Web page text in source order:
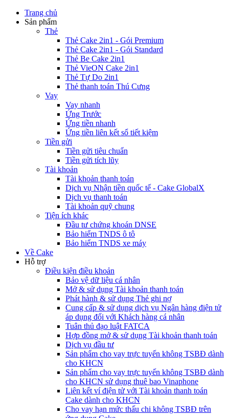
Trang chủ
Sản phẩm
Thẻ
Thẻ Cake 2in1 - Gói Premium
Thẻ Cake 2in1 - Gói Standard
Thẻ Be Cake 2in1
Thẻ VieON Cake 2in1
Thẻ Tự Do 2in1
Thẻ thanh toán Thú Cưng
Vay
Vay nhanh
Ứng Trước
Ứng tiền nhanh
Ứng tiền liên kết sổ tiết kiệm
Tiền gửi
Tiền gửi tiêu chuẩn
Tiền gửi tích lũy
Tài khoản
Tài khoản thanh toán
Dịch vụ Nhận tiền quốc tế - Cake GlobalX
Dịch vụ thanh toán
Tài khoản quỹ chung
Tiện ích khác
Đầu tư chứng khoán DNSE
Bảo hiểm TNDS ô tô
Bảo hiểm TNDS xe máy
Về Cake
Hỗ trợ
Điều kiện điều khoản
Bảo vệ dữ liệu cá nhân
Mở & sử dụng Tài khoản thanh toán
Phát hành & sử dụng Thẻ ghi nợ
Cung cấp & sử dụng dịch vụ Ngân hàng điện tử
áp dụng đối với Khách hàng cá nhân
Tuân thủ đạo luật FATCA
Hợp đồng mở & sử dụng Tài khoản thanh toán
Dịch vụ đầu tư
Sản phẩm cho vay trực tuyến không TSBĐ dành
cho KHCN
Sản phẩm cho vay trực tuyến không TSBĐ dành
cho KHCN sử dụng thuê bao Vinaphone
Liên kết ví điện tử với Tài khoản thanh toán
Cake dành cho KHCN
Cho vay hạn mức thấu chi không TSBĐ trên